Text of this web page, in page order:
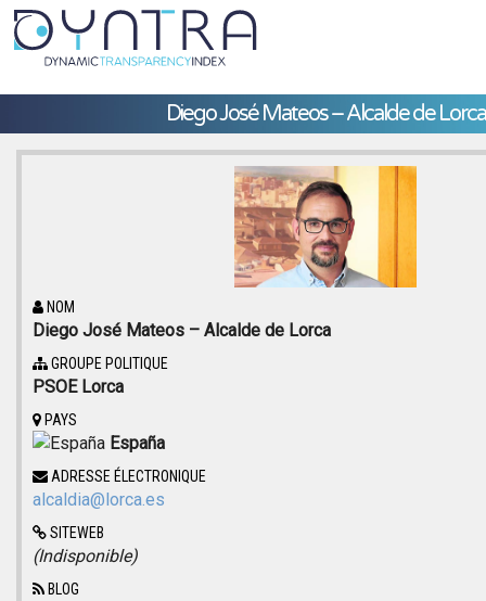
Diego José Mateos – Alcalde de Lorca
NOM
Diego José Mateos – Alcalde de Lorca
GROUPE POLITIQUE
PSOE Lorca
PAYS
España
ADRESSE ÉLECTRONIQUE
alcaldia@lorca.es
SITEWEB
(Indisponible)
BLOG